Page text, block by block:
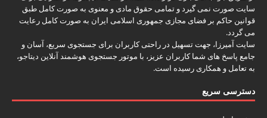
سایت صورت نمی گیرد و تمامی حقوق مادی و معنوی به صورت کامل طبق
قوانین حاکم بر فضای مجازی جمهوری اسلامی ایران به صورت کامل رعایت
می گردد.
سایت آمیرزا، جهت تسهیل در راحتی کاربران برای جستجوی سریع، آسان و
جامع پاسخ های شما کاربران عزیز، با موتور جستجوی هوشمند آنلاین دیتاجو،
به تعامل و همکاری رسیده است.
دسترسی سریع